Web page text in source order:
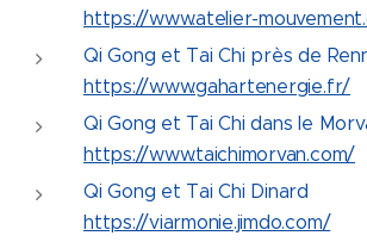
https://www.atelier-
Qi Gong et Tai Chi près de
https://www.gahartenergie.fr/
Qi Gong et Tai Chi dans le
https://www.taichimorvan.com/
Qi Gong et Tai Chi Dinard
https://viarmonie.jimdo.com/